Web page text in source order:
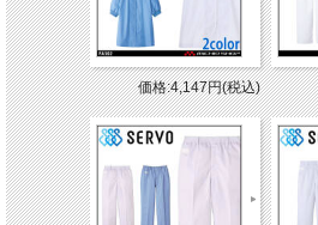
価格:4,147円(税込)